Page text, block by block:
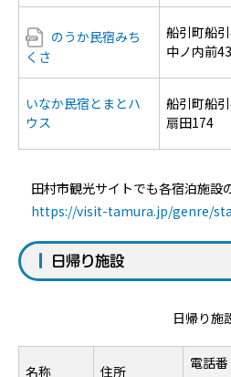
のうか民宿みち
くさ
船引町船
中ノ内前
いなか民宿とまとハ
ウス
船引町船
扇田174
田村市観光サイトでも各宿泊施設
https://visit-tamura.jp/genre/
日帰り施設
日帰り施
名称 住所
電話番